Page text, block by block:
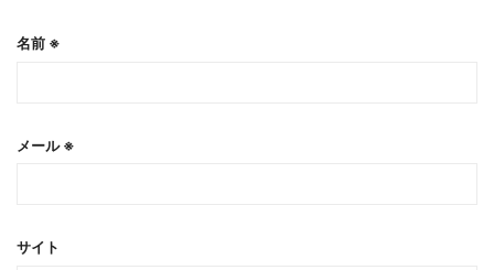
名前 ※
メール※
サイト